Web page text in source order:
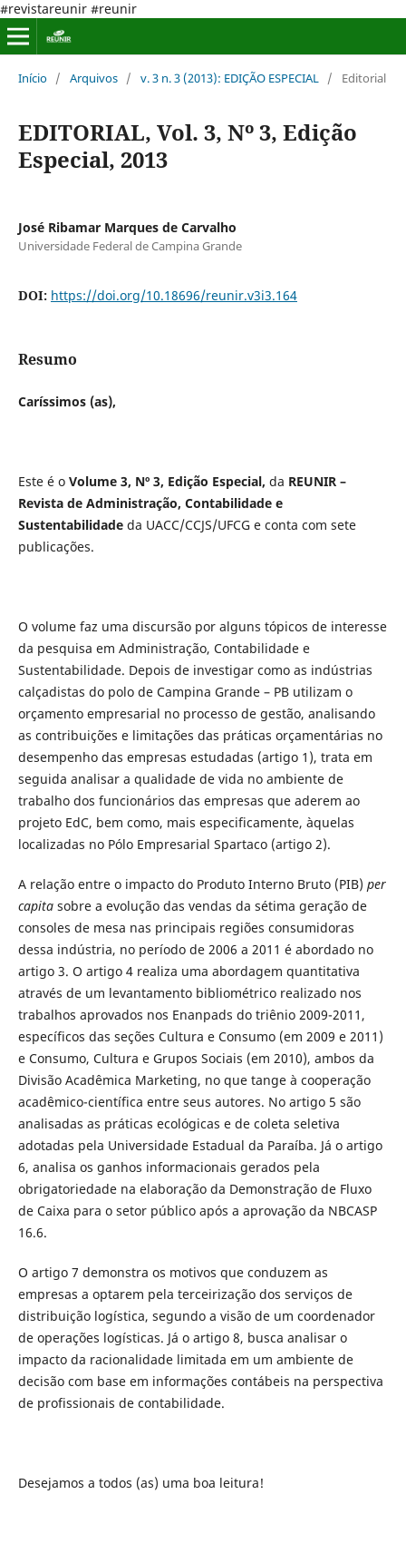
#revistareunir #reunir
Início / Arquivos / v. 3 n. 3 (2013): EDIÇÃO ESPECIAL / Editorial
EDITORIAL, Vol. 3, Nº 3, Edição
Especial, 2013
José Ribamar Marques de Carvalho
Universidade Federal de Campina Grande
DOI: https://doi.org/10.18696/reunir.v3i3.164
Resumo
Caríssimos (as),
Este é o Volume 3, Nº 3, Edição Especial, da REUNIR –
Revista de Administração, Contabilidade e
Sustentabilidadeda UACC/CCJS/UFCG e conta com sete
publicações.
O volume faz uma discursão por alguns tópicos de interesse
da pesquisa em Administração, Contabilidade e
Sustentabilidade. Depois de investigar como as indústrias
calçadistas do polo de Campina Grande – PB utilizam o
orçamento empresarial no processo de gestão, analisando
as contribuições e limitações das práticas orçamentárias no
desempenho das empresas estudadas (artigo 1), trata em
seguida analisar a qualidade de vida no ambiente de
trabalho dos funcionários das empresas que aderem ao
projeto EdC, bem como, mais especificamente, àquelas
localizadas no Pólo Empresarial Spartaco (artigo 2).
A relação entre o impacto do Produto Interno Bruto (PIB) per
capitasobre a evolução das vendas da sétima geração de
consoles de mesa nas principais regiões consumidoras
dessa indústria, no período de 2006 a 2011 é abordado no
artigo 3. O artigo 4 realiza uma abordagem quantitativa
através de um levantamento bibliométrico realizado nos
trabalhos aprovados nos Enanpads do triênio 2009-2011,
específicos das seções Cultura e Consumo (em 2009 e 2011)
e Consumo, Cultura e Grupos Sociais (em 2010), ambos da
Divisão Acadêmica Marketing, no que tange à cooperação
acadêmico-científica entre seus autores. No artigo 5 são
analisadas as práticas ecológicas e de coleta seletiva
adotadas pela Universidade Estadual da Paraíba. Já o artigo
6, analisa os ganhos informacionais gerados pela
obrigatoriedade na elaboração da Demonstração de Fluxo
de Caixa para o setor público após a aprovação da NBCASP
16.6.
O artigo 7 demonstra os motivos que conduzem as
empresas a optarem pela terceirização dos serviços de
distribuição logística, segundo a visão de um coordenador
de operações logísticas. Já o artigo 8, busca analisar o
impacto da racionalidade limitada em um ambiente de
decisão com base em informações contábeis na perspectiva
de profissionais de contabilidade.
Desejamos a todos (as) uma boa leitura!